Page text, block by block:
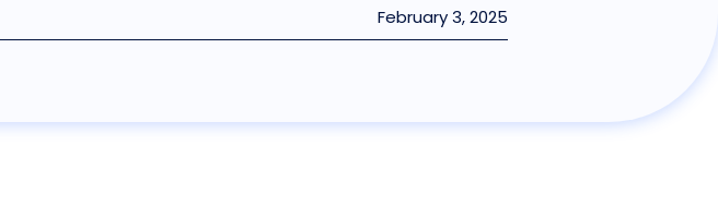
February 3, 2025